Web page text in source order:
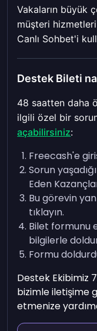
Vakaların büyük
müşteri
Canlı Sohbet'i
Destek Bileti
48 saatten daha
ilgili özel bir
açabilirsiniz:
Freecash'e
Sorun
Eden
Bu görevin
tıklayın.
Bilet formunu
bilgilerle
Formu
Destek Ekibimiz
bizimle iletişime
etmenize